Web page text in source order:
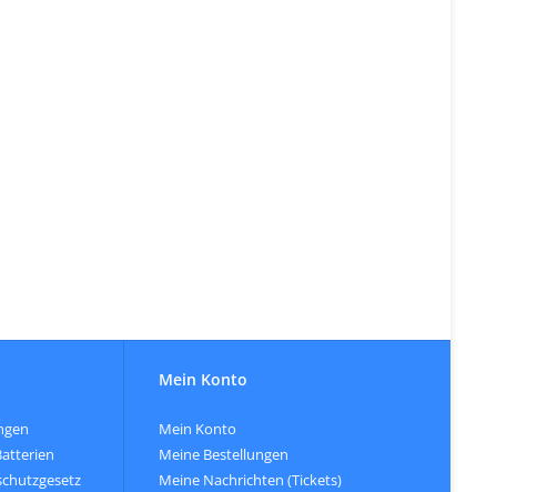
Mein Konto
Mein Konto
Meine Bestellungen
Meine Nachrichten (Tickets)